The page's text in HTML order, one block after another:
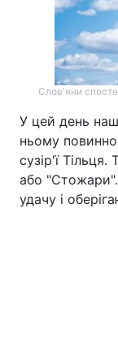
Слов'яни
У цей день
ньому повинно
сузір'ї
або
удачу і